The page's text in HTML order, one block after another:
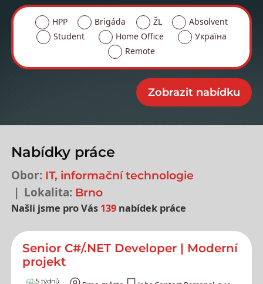
HPP Brigáda ŽL
Absolvent
Student
Home Office
Україна
Remote
Nabídky práce
Obor: IT, informační technologie
Lokalita: Brno
Našli jsme pro Vás 139 nabídek práce
Nejnovější nabídky práce
Senior C#/.NET Developer | Moderní
projekt
5 týdnů